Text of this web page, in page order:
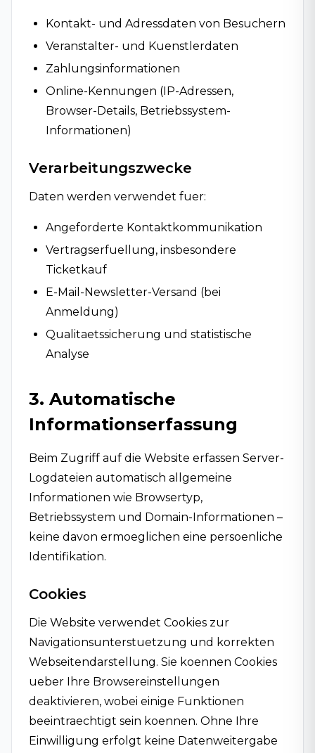
Kontakt- und Adressdaten von Besuchern
Veranstalter- und Kuenstlerdaten
Zahlungsinformationen
Online-Kennungen (IP-Adressen,
Browser-Details, Betriebssystem-
Informationen)
Verarbeitungszwecke
Daten werden verwendet fuer:
Angeforderte Kontaktkommunikation
Vertragserfuellung, insbesondere
Ticketkauf
E-Mail-Newsletter-Versand (bei
Anmeldung)
Qualitaetssicherung und statistische
Analyse
3. Automatische
Informationserfassung
Beim Zugriff auf die Website erfassen Server-
Logdateien automatisch allgemeine
Informationen wie Browsertyp,
Betriebssystem und Domain-Informationen –
keine davon ermoeglichen eine persoenliche
Identifikation.
Cookies
Die Website verwendet Cookies zur
Navigationsunterstuetzung und korrekten
Webseitendarstellung. Sie koennen Cookies
ueber Ihre Browsereinstellungen
deaktivieren, wobei einige Funktionen
beeintraechtigt sein koennen. Ohne Ihre
Einwilligung erfolgt keine Datenweitergabe